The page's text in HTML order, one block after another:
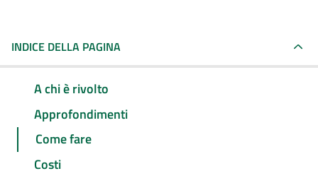
INDICE DELLA PAGINA
A chi è rivolto
Approfondimenti
Come fare
Costi